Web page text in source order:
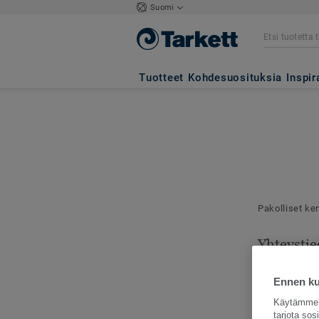
Suomi
Tuotteet Kohdesuosituksia
Pakolliset
Ennen
tarjota